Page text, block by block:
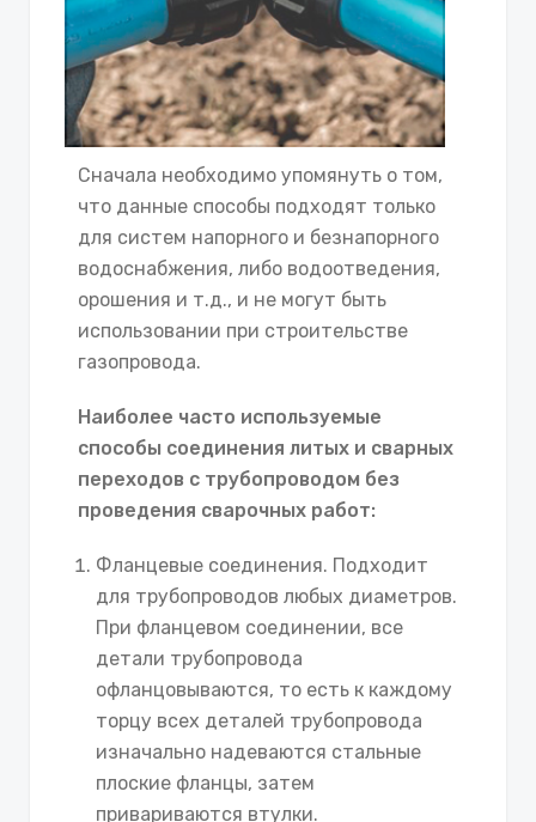
Сначала необходимо упомянуть о том,
что данные способы подходят только
для систем напорного и безнапорного
водоснабжения, либо водоотведения,
орошения и т.д., и не могут быть
использовании при строительстве
газопровода.
Наиболее часто используемые
способы соединения литых и сварных
переходов с трубопроводом без
проведения сварочных работ:
Фланцевые соединения. Подходит
для трубопроводов любых диаметров.
При фланцевом соединении, все
детали трубопровода
офланцовываются, то есть к каждому
торцу всех деталей трубопровода
изначально надеваются стальные
плоские фланцы, затем
привариваются втулки.